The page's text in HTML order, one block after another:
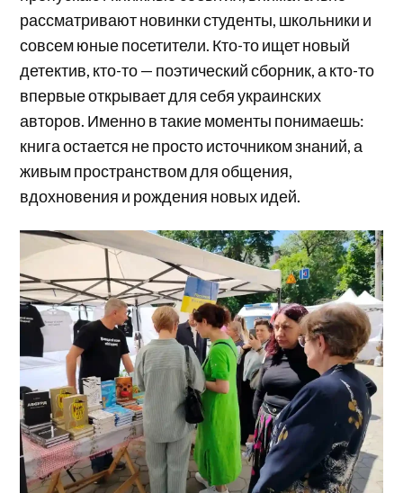
рассматривают новинки студенты, школьники и
совсем юные посетители. Кто-то ищет новый
детектив, кто-то — поэтический сборник, а кто-то
впервые открывает для себя украинских
авторов. Именно в такие моменты понимаешь:
книга остается не просто источником знаний, а
живым пространством для общения,
вдохновения и рождения новых идей.